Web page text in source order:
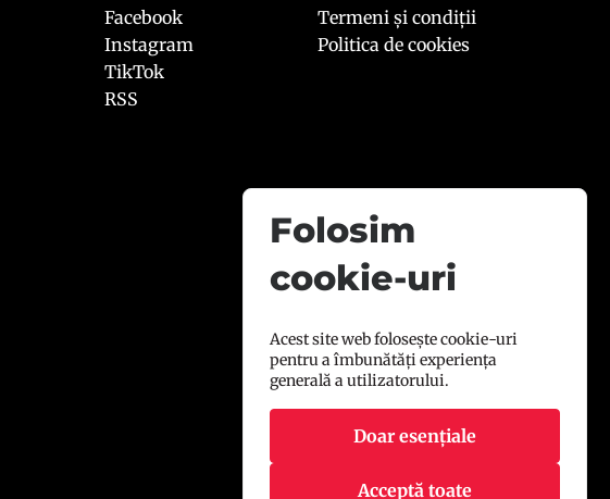
Facebook
Instagram
TikTok
RSS
Termeni și condiții
Politica de cookies
Folosim
cookie-uri
Acest site web folosește cookie-uri
pentru a îmbunătăți experiența
generală a utilizatorului.
Doar esențiale
Acceptă toate